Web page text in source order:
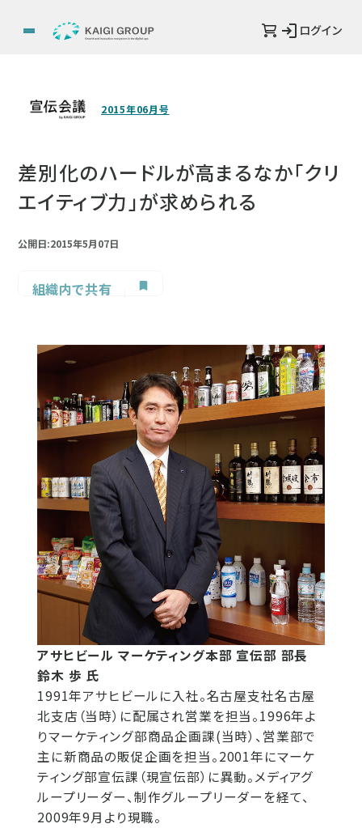
ログイン
2015年06月号
差別化のハードルが高まるなか「クリ
エイティブ力」が求められる
公開日:2015年5月07日
組織内で共有
アサヒビール マーケティング本部 宣伝部 部長
鈴木 歩 氏
1991年アサヒビールに入社。名古屋支社名古屋
北支店（当時）に配属され営業を担当。1996年よ
りマーケティング部商品企画課(当時）、営業部で
主に新商品の販促企画を担当。2001年にマーケ
ティング部宣伝課（現宣伝部）に異動。メディアグ
ループリーダー、制作グループリーダーを経て、
2009年9月より現職。